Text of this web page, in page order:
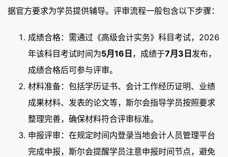
据官方要求为学员提供辅导。评审流程一般包含以下步骤：
成绩合格：需通过《高级会计实务》科目考试，2026
年该科目考试时间为5月16日 ，成绩于7月3日发布，
成绩合格后可参与评审。
材料准备：包括学历证书、会计工作经历证明、业绩
成果材料、发表的论文等，斯尔会指导学员按照要求
整理完善，确保材料符合评审标准。
申报评审：在规定时间内登录当地会计人员管理平台
完成申报，斯尔会提醒学员注意申报时间节点，避免